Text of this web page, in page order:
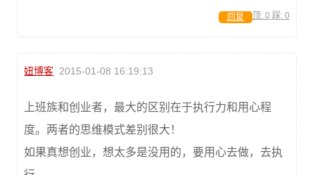
顶: 0 踩: 0
回复
妞博客 2015-01-08 16:19:13
上班族和创业者，最大的区别在于执行力和用心程
度。两者的思维模式差别很大！
如果真想创业，想太多是没用的，要用心去做，去执